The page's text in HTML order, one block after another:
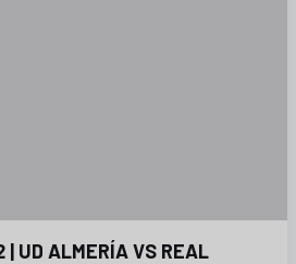
| UD ALMERÍA VS REAL